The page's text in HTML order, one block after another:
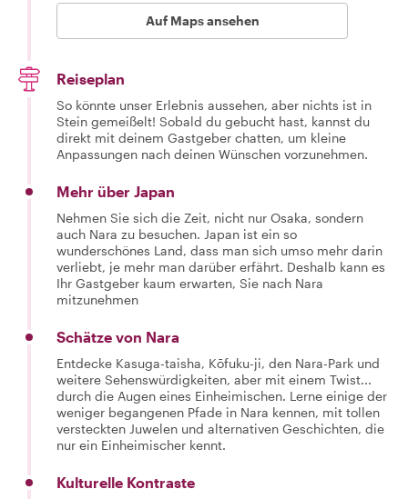
Auf Maps ansehen
Reiseplan
So könnte unser Erlebnis aussehen, aber nichts ist in
Stein gemeißelt! Sobald du gebucht hast, kannst du
direkt mit deinem Gastgeber chatten, um kleine
Anpassungen nach deinen Wünschen vorzunehmen.
Mehr über Japan
Nehmen Sie sich die Zeit, nicht nur Osaka, sondern
auch Nara zu besuchen. Japan ist ein so
wunderschönes Land, dass man sich umso mehr darin
verliebt, je mehr man darüber erfährt. Deshalb kann es
Ihr Gastgeber kaum erwarten, Sie nach Nara
mitzunehmen
Schätze von Nara
Entdecke Kasuga-taisha, Kōfuku-ji, den Nara-Park und
weitere Sehenswürdigkeiten, aber mit einem Twist...
durch die Augen eines Einheimischen. Lerne einige der
weniger begangenen Pfade in Nara kennen, mit tollen
versteckten Juwelen und alternativen Geschichten, die
nur ein Einheimischer kennt.
Kulturelle Kontraste